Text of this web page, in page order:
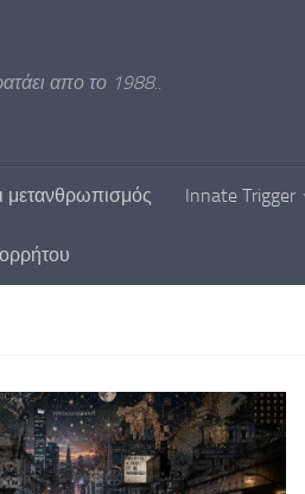
απο το 1988..
μετανθρωπισμός Innate Trigger